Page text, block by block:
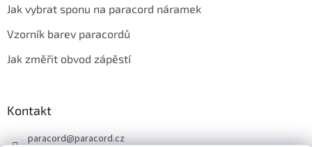
Jak vybrat sponu na paracord náramek
Vzorník barev paracordů
Jak změřit obvod zápěstí
Kontakt
paracord@paracord.cz